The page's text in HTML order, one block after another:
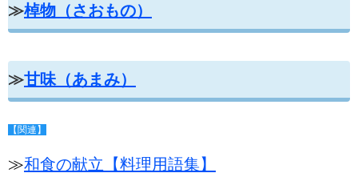
≫棹物（さおもの）
≫甘味（あまみ）
【関連】
≫和食の献立【料理用語集】